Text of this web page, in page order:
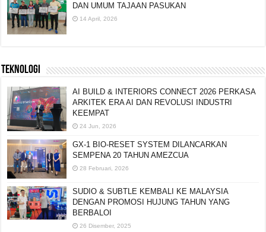
DAN UMUM TAJAAN PASUKAN
14 April, 2026
TEKNOLOGI
AI BUILD & INTERIORS CONNECT 2026 PERKASA
ARKITEK ERA AI DAN REVOLUSI INDUSTRI
KEEMPAT
24 Jun, 2026
GX-1 BIO-RESET SYSTEM DILANCARKAN
SEMPENA 20 TAHUN AMEZCUA
28 Februari, 2026
SUDIO & SUBTLE KEMBALI KE MALAYSIA
DENGAN PROMOSI HUJUNG TAHUN YANG
BERBALOI
26 Disember, 2025